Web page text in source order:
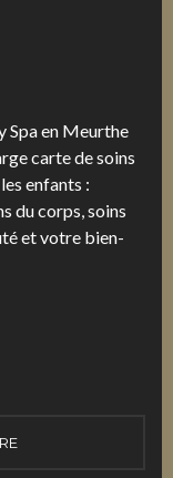
Spa en Meurthe
carte de soins
enfants :
du corps, soins
et votre bien-